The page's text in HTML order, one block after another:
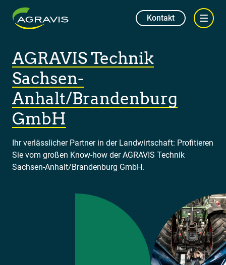
Kontakt
AGRAVIS Technik
Sachsen-
Anhalt/Brandenburg
GmbH
Ihr verlässlicher Partner in der Landwirtschaft: Profitieren
Sie vom großen Know-how der AGRAVIS Technik
Sachsen-Anhalt/Brandenburg GmbH.